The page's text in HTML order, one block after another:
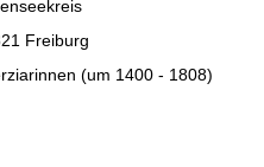
Freiburg
(um 1400 - 1808)